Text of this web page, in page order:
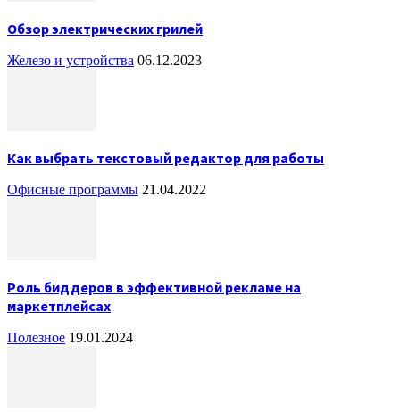
Обзор электрических грилей
Железо и устройства 06.12.2023
Как выбрать текстовый редактор для работы
Офисные программы 21.04.2022
Роль биддеров в эффективной рекламе на
маркетплейсах
Полезное 19.01.2024